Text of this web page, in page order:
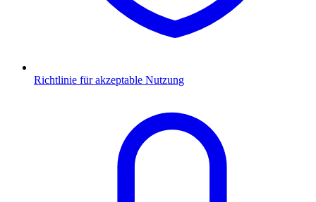
Richtlinie für akzeptable Nutzung